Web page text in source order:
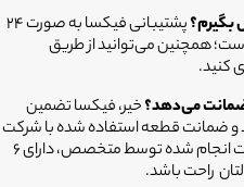
پشتیبانی فیکسا به صورت ۲۴
همچنین می‌توانید از طریق
کنید.
خیر، فیکسا تضمین
و ضمانت قطعه استفاده شده با شرکت
تولید کننده قطعه است.ولی کلیه خدمات انجام شده توسط متخصص، دارای ۶
راحت باشد.